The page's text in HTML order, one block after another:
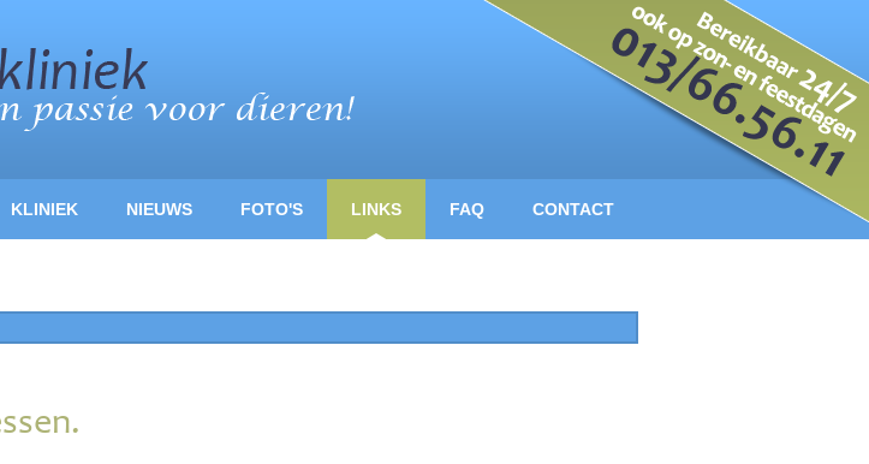
KLINIEK NIEUWS FOTO'S LINKS FAQ CONTACT